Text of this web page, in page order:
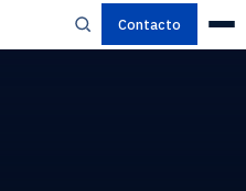
Contacto